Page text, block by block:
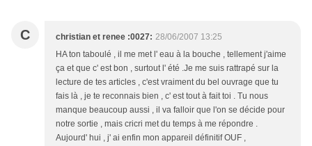
C christian et renee :0027: 28/06/2007 13:25
HA ton taboulé , il me met l' eau à la bouche , tellement j'aime
ça et que c' est bon , surtout l' été .Je me suis rattrapé sur la
lecture de tes articles , c'est vraiment du bel ouvrage que tu
fais là , je te reconnais bien , c' est tout à fait toi . Tu nous
manque beaucoup aussi , il va falloir que l'on se décide pour
notre sortie , mais cricri met du temps à me répondre .
Aujourd' hui , j' ai enfin mon appareil définitif OUF ,